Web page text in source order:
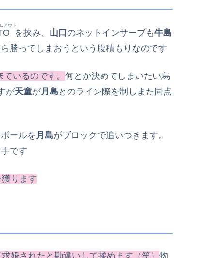
アウト
を挟み、 山口 のネットインサーブも牛島
勝ってしまおうという腹積もりなのです
いるのです。 何とか決めてしまいたい烏
が天童が月島 とのライン際を制しまた同点
ールを 月島がブロックで追いつきます。
です
獲ります
婚されたと勘違いして揉めます（笑） 物